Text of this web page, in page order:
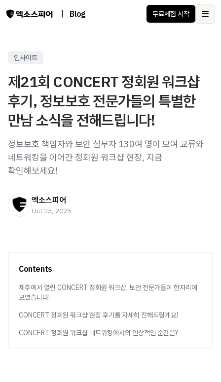
Blog 무료체험 시작
인사이트
제21회 CONCERT 정회원 워크샵
후기, 정보보호 전문가들의 특별한
만남 소식을 전해드립니다!
정보보호 책임자와 보안 실무자 130여 명이 모여 교류와
네트워킹을 이어간 정회원 워크샵 현장, 지금
확인해보세요!
엑소스피어
Oct 23, 2025
Contents
제주에서 열린 CONCERT 정회원 워크샵, 보안 전문가들이 한자리에
모였습니다!
CONCERT 정회원 워크샵 현장 후기를 자세히 전해드릴게요!
CONCERT 정회원 워크샵 네트워킹에서의 인상적인 순간은?